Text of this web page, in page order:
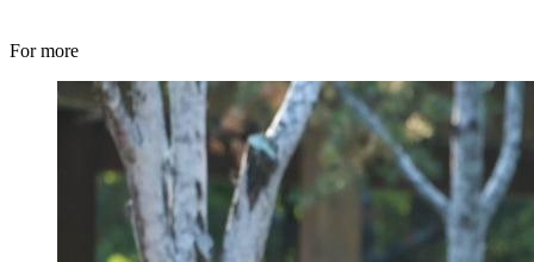
For more